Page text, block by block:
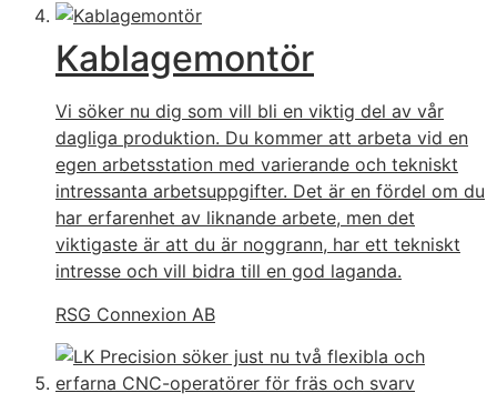
Kablagemontör
Vi söker nu dig som vill bli en viktig del av vår
dagliga produktion. Du kommer att arbeta vid en
egen arbetsstation med varierande och tekniskt
intressanta arbetsuppgifter. Det är en fördel om du
har erfarenhet av liknande arbete, men det
viktigaste är att du är noggrann, har ett tekniskt
intresse och vill bidra till en god laganda.
RSG Connexion AB